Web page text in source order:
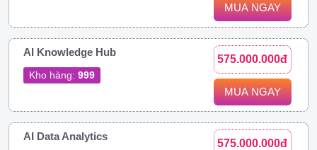
MUA NGAY
AI Knowledge Hub
Kho hàng: 999
575.000.000đ
MUA NGAY
AI Data Analytics
575.000.000đ